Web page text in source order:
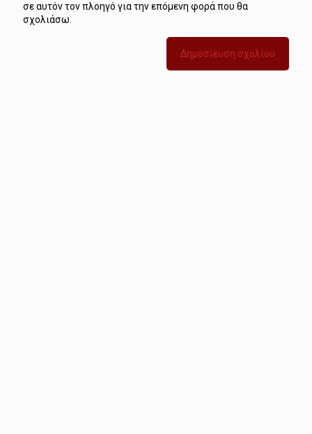
σε αυτόν τον πλοηγό για την επόμενη φορά που θα
σχολιάσω.